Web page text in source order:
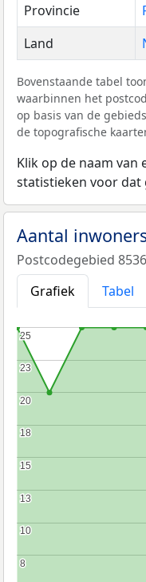
Provincie
Land
Bovenstaande tabel
waarbinnen het
op basis van de
de topografische
Klik op de naam van
statistieken voor dat
Aantal
Postcodegebied
Grafiek
Tabel
8
8
10
10
13
13
15
15
18
18
20
20
23
23
25
25